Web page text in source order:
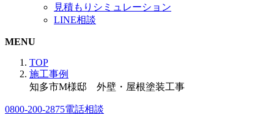
見積もりシミュレーション
LINE相談
MENU
TOP
施工事例
知多市M様邸 外壁・屋根塗装工事
0800-200-2875電話相談